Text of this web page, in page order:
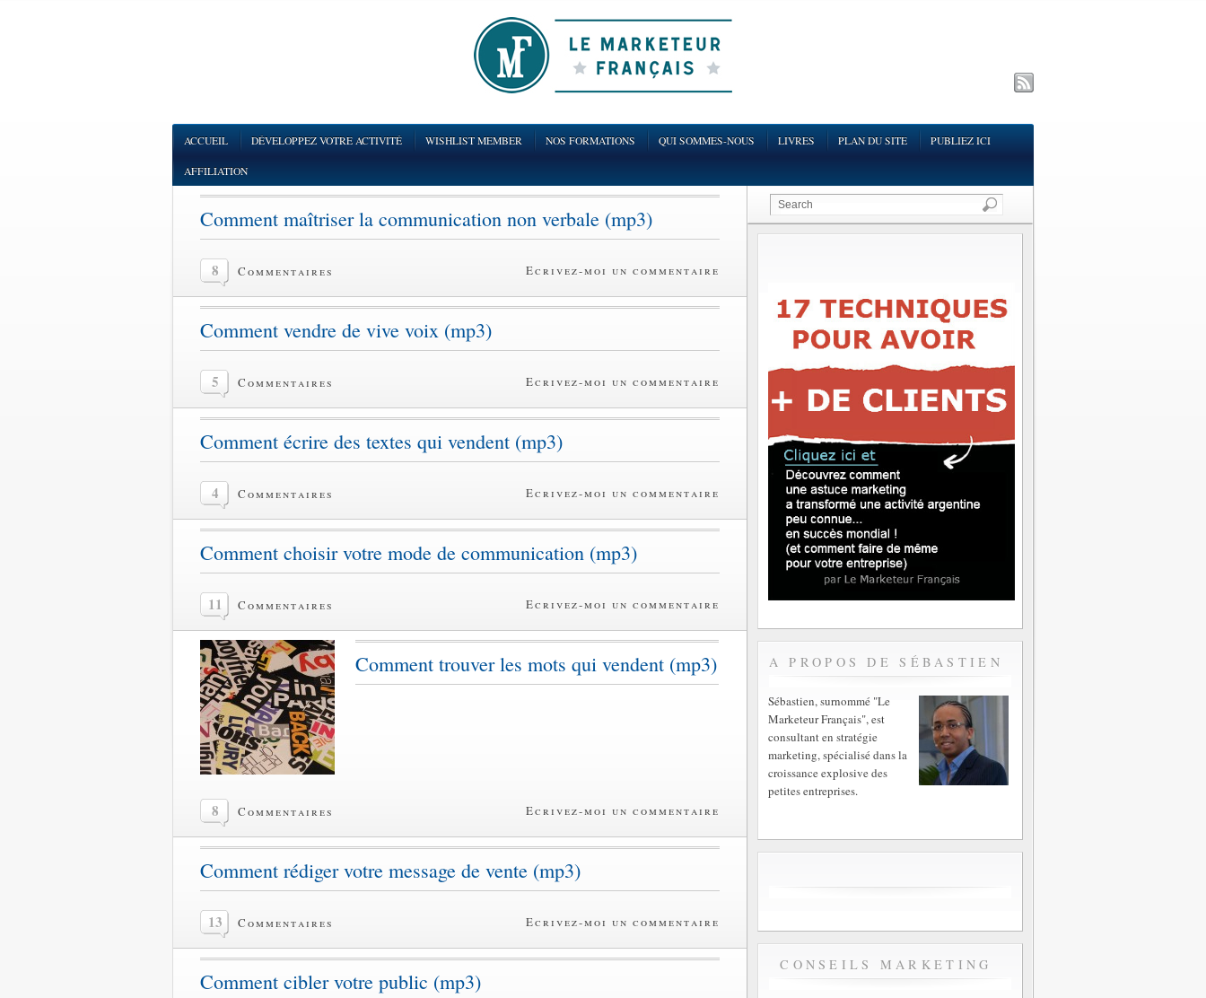
ACCUEIL DÉVELOPPEZ VOTRE ACTIVITÉ WISHLIST MEMBER NOS FORMATIONS QUI SOMMES-NOUS LIVRES PLAN DU SITE PUBLIEZ ICI
AFFILIATION
Comment maîtriser la communication non verbale (mp3)
8 Commentaires Ecrivez-moi un commentaire
Comment vendre de vive voix (mp3)
5 Commentaires Ecrivez-moi un commentaire
Comment écrire des textes qui vendent (mp3)
4 Commentaires Ecrivez-moi un commentaire
Comment choisir votre mode de communication (mp3)
11 Commentaires Ecrivez-moi un commentaire
Comment trouver les mots qui vendent (mp3)
8 Commentaires Ecrivez-moi un commentaire
Comment rédiger votre message de vente (mp3)
13 Commentaires Ecrivez-moi un commentaire
Comment cibler votre public (mp3)
A PROPOS DE SÉBASTIEN
Sébastien, surnommé "Le
Marketeur Français", est
consultant en stratégie
marketing, spécialisé dans la
croissance explosive des
petites entreprises.
CONSEILS MARKETING